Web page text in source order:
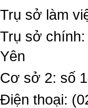
Trụ sở làm
Trụ sở
Yên
Cơ sở 2: số
Điện thoại: